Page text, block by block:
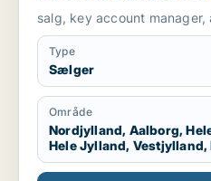
salg, key account
Type
Sælger
Område
Nordjylland, Aalborg,
Hele Jylland,